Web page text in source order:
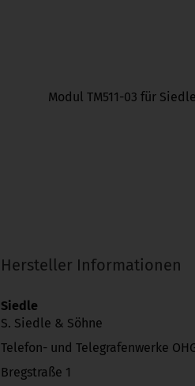
Modul TM511-03 für
Hersteller Informationen
Siedle
S. Siedle & Söhne
Telefon- und Telegrafenwerke
Bregstraße 1